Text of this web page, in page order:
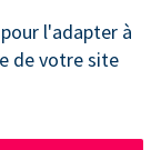
l'adapter à
de votre site